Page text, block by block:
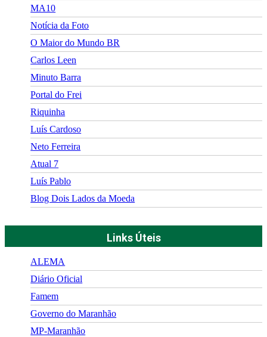
MA10
Notícia da Foto
O Maior do Mundo BR
Carlos Leen
Minuto Barra
Portal do Frei
Riquinha
Luís Cardoso
Neto Ferreira
Atual 7
Luís Pablo
Blog Dois Lados da Moeda
Links Úteis
ALEMA
Diário Oficial
Famem
Governo do Maranhão
MP-Maranhão